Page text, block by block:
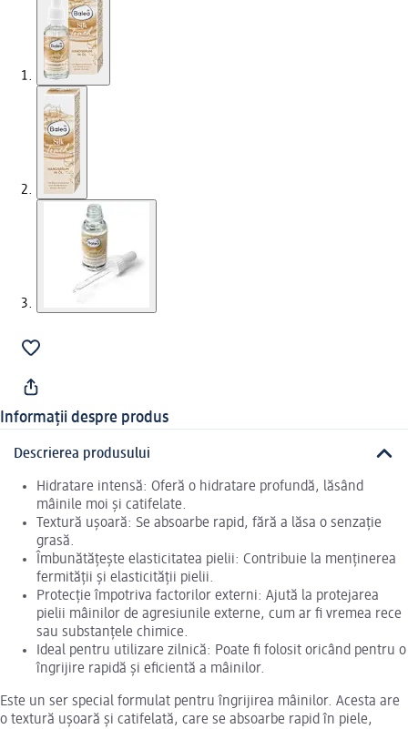
Informații despre produs
Descrierea produsului
Hidratare intensă: Oferă o hidratare profundă, lăsând
mâinile moi și catifelate.
Textură ușoară: Se absoarbe rapid, fără a lăsa o senzație
grasă.
Îmbunătățește elasticitatea pielii: Contribuie la menținerea
fermității și elasticității pielii.
Protecție împotriva factorilor externi: Ajută la protejarea
pielii mâinilor de agresiunile externe, cum ar fi vremea rece
sau substanțele chimice.
Ideal pentru utilizare zilnică: Poate fi folosit oricând pentru o
îngrijire rapidă și eficientă a mâinilor.
Este un ser special formulat pentru îngrijirea mâinilor. Acesta are
o textură ușoară și catifelată, care se absoarbe rapid în piele,